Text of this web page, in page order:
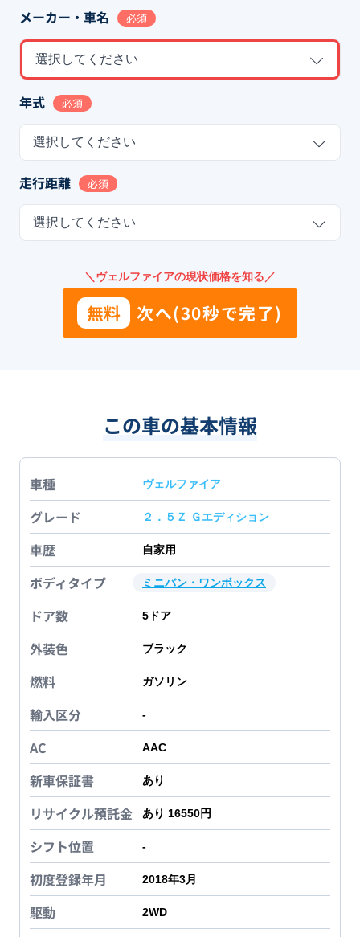
メーカー・車名 必須
選択してください
年式 必須
選択してください
走行距離 必須
選択してください
＼ヴェルファイアの現状価格を知る／
無料 次へ(30秒で完了)
この車の基本情報
車種 ヴェルファイア
グレード ２．５Ｚ Ｇエディション
車歴 自家用
ボディタイプ ミニバン・ワンボックス
ドア数 5 ドア
外装色 ブラック
燃料 ガソリン
輸入区分 -
AC AAC
新車保証書 あり
リサイクル預託金 あり 16550円
シフト位置 -
初度登録年月 2018年3月
駆動 2WD